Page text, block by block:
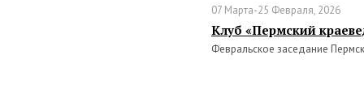
07 Марта-25 Февраля, 2026
Клуб «Пермский
Февральское заседание